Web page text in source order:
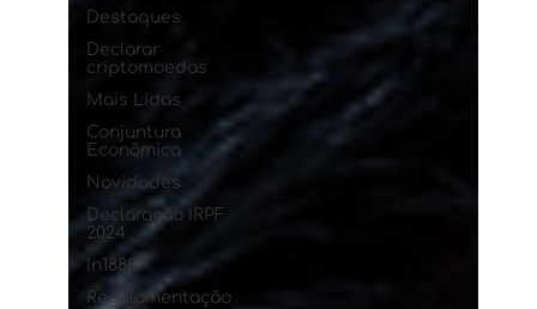
Destaques
Declarar
criptomoedas
Mais Lidas
Conjuntura
Econômica
Novidades
Declaração IRPF
2024
In1888
Regulamentação